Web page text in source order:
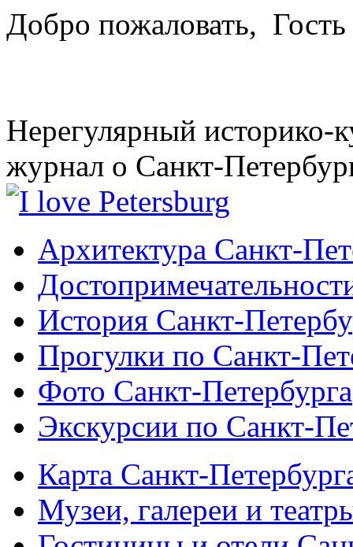
Добро пожаловать, Гость
Нерегулярный историко-
журнал о Санкт-
Архитектура Санкт-
История Санкт-
Прогулки по Санкт-
Фото Санкт-Петербурга
Экскурсии по Санкт-
Карта Санкт-
Музеи, галереи и